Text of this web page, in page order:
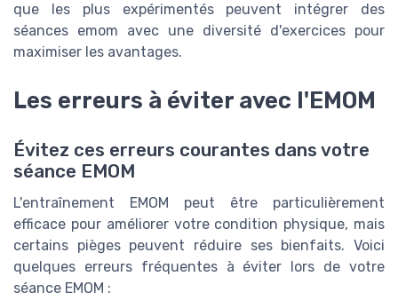
que les plus expérimentés peuvent intégrer des
séances emom avec une diversité d'exercices pour
maximiser les avantages.
Les erreurs à éviter avec l'EMOM
Évitez ces erreurs courantes dans votre
séance EMOM
L'entraînement EMOM peut être particulièrement
efficace pour améliorer votre condition physique, mais
certains pièges peuvent réduire ses bienfaits. Voici
quelques erreurs fréquentes à éviter lors de votre
séance EMOM :